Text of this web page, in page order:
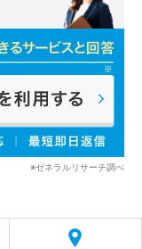
※ゼネラルリサーチ調べ